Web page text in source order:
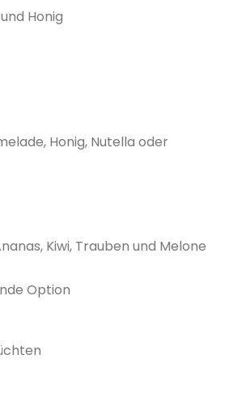
Honig
Honig, Nutella oder
Kiwi, Trauben und Melone
Option